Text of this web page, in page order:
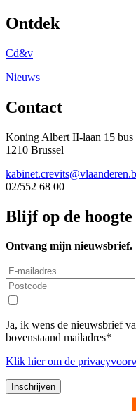
Ontdek
Cd&v
Nieuws
Contact
Koning Albert II-laan 15 bus
1210 Brussel
02/552 68 00
Blijf op de hoogte
Ontvang mijn nieuwsbrief.
Ja, ik wens de nieuwsbrief
bovenstaand mailadres*
Klik hierom de